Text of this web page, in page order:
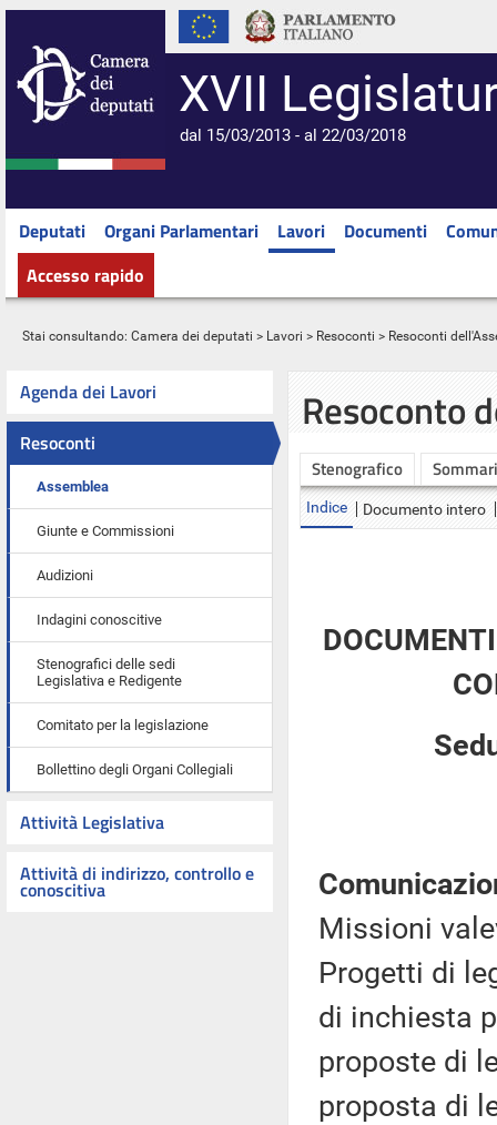
XVII
dal 15/03/2013 - al 22/03/2018
Deputati Organi Parlamentari Lavori Documenti
Accesso rapido
Stai consultando: Camera dei deputati > Lavori > Resoconti > Resoconti
Agenda dei Lavori
Resoconti
Assemblea
Giunte e Commissioni
Audizioni
Indagini conoscitive
Stenografici delle sedi
Legislativa e Redigente
Comitato per la legislazione
Bollettino degli Organi Collegiali
Attività Legislativa
Attività di indirizzo, controllo e
conoscitiva
Resoconto
Stenografico
Indice Documento intero
Missioni
Progetti di
di inchiesta
proposte di
proposta di